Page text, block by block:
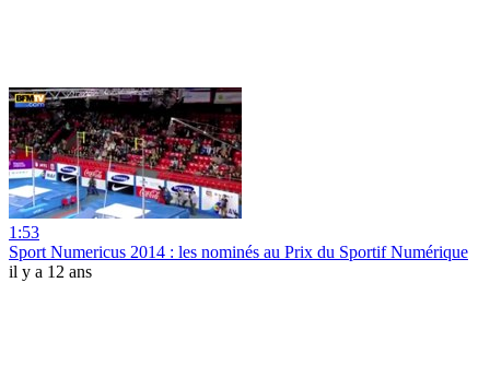
1:53
Sport Numericus 2014 : les nominés au Prix du Sportif Numérique
il y a 12 ans